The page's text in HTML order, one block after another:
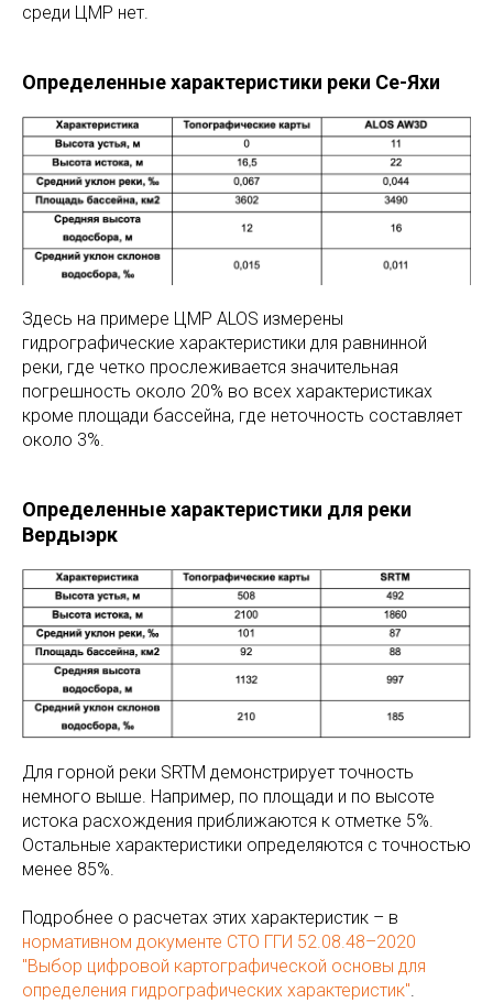
среди ЦМР нет.
Определенные характеристики реки Се-Яхи
Здесь на примере ЦМР ALOS измерены
гидрографические характеристики для равнинной
реки, где четко прослеживается значительная
погрешность около 20% во всех характеристиках
кроме площади бассейна, где неточность составляет
около 3%.
Определенные характеристики для реки
Вердыэрк
Для горной реки SRTM демонстрирует точность
немного выше. Например, по площади и по высоте
истока расхождения приближаются к отметке 5%.
Остальные характеристики определяются с точностью
менее 85%.
Подробнее о расчетах этих характеристик – в
нормативном документе СТО ГГИ 52.08.48–2020
"Выбор цифровой картографической основы для
определения гидрографических характеристик"